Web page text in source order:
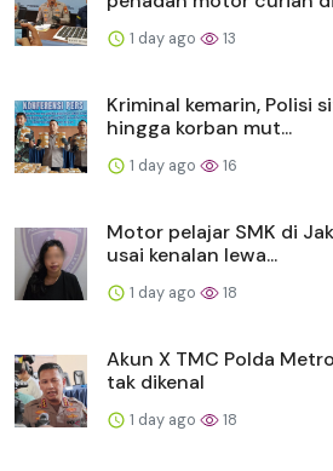
1 day ago 13
Kriminal kemarin, Polisi
hingga korban mut...
1 day ago 16
Motor pelajar SMK di
usai kenalan lewa...
1 day ago 18
Akun X TMC Polda
tak dikenal
1 day ago 18